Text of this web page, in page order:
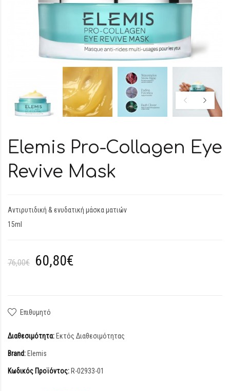
Elemis Pro-Collagen Eye
Revive Mask
Αντιρυτιδική & ενυδατική μάσκα ματιών
15ml
76,00€ 60,80€
Επιθυμητό
Διαθεσιμότητα: Εκτός Διαθεσιμότητας
Brand: Elemis
Κωδικός Προϊόντος: R-02933-01